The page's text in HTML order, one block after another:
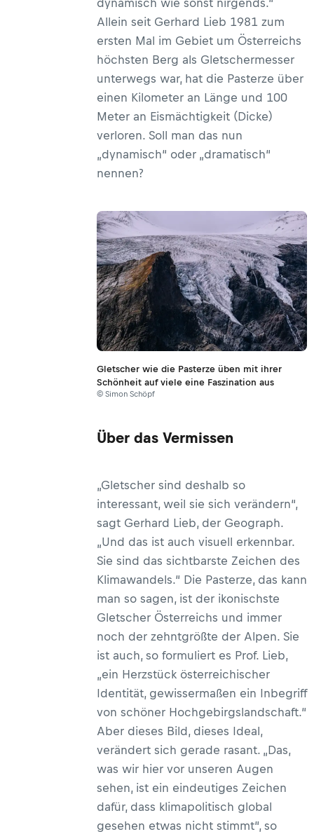
dynamisch wie sonst nirgends.“
Allein seit Gerhard Lieb 1981 zum
ersten Mal im Gebiet um Österreichs
höchsten Berg als Gletschermesser
unterwegs war, hat die Pasterze über
einen Kilometer an Länge und 100
Meter an Eismächtigkeit (Dicke)
verloren. Soll man das nun
„dynamisch“ oder „dramatisch“
nennen?
Gletscher wie die Pasterze üben mit ihrer
Schönheit auf viele eine Faszination aus
© Simon Schöpf
Über das Vermissen
„Gletscher sind deshalb so
interessant, weil sie sich verändern“,
sagt Gerhard Lieb, der Geograph.
„Und das ist auch visuell erkennbar.
Sie sind das sichtbarste Zeichen des
Klimawandels.“ Die Pasterze, das kann
man so sagen, ist der ikonischste
Gletscher Österreichs und immer
noch der zehntgrößte der Alpen. Sie
ist auch, so formuliert es Prof. Lieb,
„ein Herzstück österreichischer
Identität, gewissermaßen ein Inbegriff
von schöner Hochgebirgslandschaft.“
Aber dieses Bild, dieses Ideal,
verändert sich gerade rasant. „Das,
was wir hier vor unseren Augen
sehen, ist ein eindeutiges Zeichen
dafür, dass klimapolitisch global
gesehen etwas nicht stimmt“, so